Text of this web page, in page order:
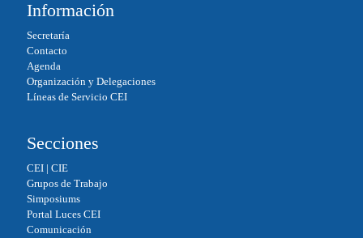
Información
Secretaría
Contacto
Agenda
Organización y Delegaciones
Líneas de Servicio CEI
Secciones
CEI| CIE
Grupos de Trabajo
Simposiums
Portal Luces CEI
Comunicación